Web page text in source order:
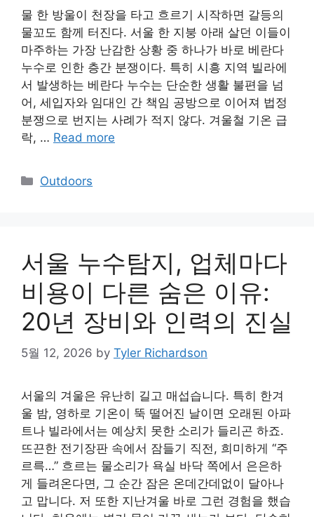
물 한 방울이 천장을 타고 흐르기 시작하면 갈등의
물꼬도 함께 터진다. 서울 한 지붕 아래 살던 이들이
마주하는 가장 난감한 상황 중 하나가 바로 베란다
누수로 인한 층간 분쟁이다. 특히 시흥 지역 빌라에
서 발생하는 베란다 누수는 단순한 생활 불편을 넘
어, 세입자와 임대인 간 책임 공방으로 이어져 법정
분쟁으로 번지는 사례가 적지 않다. 겨울철 기온 급
락, … Read more
Categories
Outdoors
서울 누수탐지, 업체마다
비용이 다른 숨은 이유:
20년 장비와 인력의 진실
5월 12, 2026 by Tyler Richardson
서울의 겨울은 유난히 길고 매섭습니다. 특히 한겨
울 밤, 영하로 기온이 뚝 떨어진 날이면 오래된 아파
트나 빌라에서는 예상치 못한 소리가 들리곤 하죠.
뜨끈한 전기장판 속에서 잠들기 직전, 희미하게 “주
르륵…” 흐르는 물소리가 욕실 바닥 쪽에서 은은하
게 들려온다면, 그 순간 잠은 온데간데없이 달아나
고 맙니다. 저 또한 지난겨울 바로 그런 경험을 했습